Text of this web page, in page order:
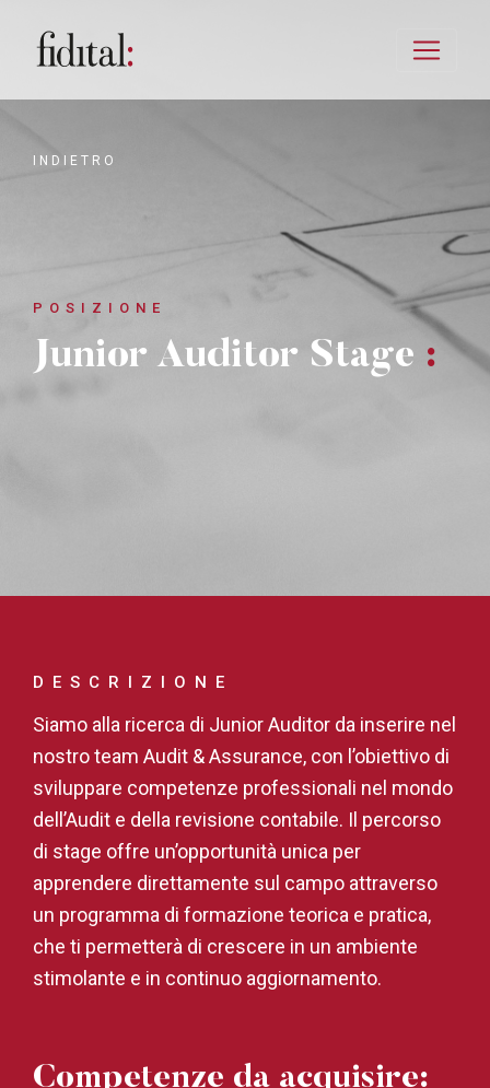
INDIETRO
POSIZIONE
Junior Auditor Stage :
DESCRIZIONE
Siamo alla ricerca di Junior Auditor da inserire nel
nostro team Audit & Assurance, con l’obiettivo di
sviluppare competenze professionali nel mondo
dell’Audit e della revisione contabile. Il percorso
di stage offre un’opportunità unica per
apprendere direttamente sul campo attraverso
un programma di formazione teorica e pratica,
che ti permetterà di crescere in un ambiente
stimolante e in continuo aggiornamento.
Competenze da acquisire: